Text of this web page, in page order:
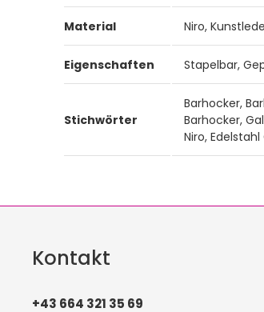
Material Niro,
Eigenschaften Stapelbar,
Stichwörter
Barhocker,
Barhocker,
Niro,
Kontakt
+43 664 321 35 69